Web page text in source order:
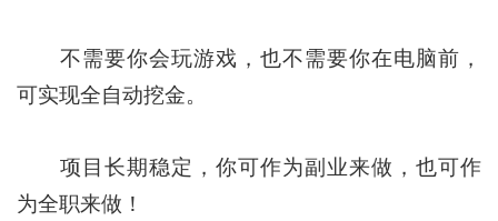
不需要你会玩游戏，也不需要你在电脑前，
可实现全自动挖金。
项目长期稳定，你可作为副业来做，也可作
为全职来做！